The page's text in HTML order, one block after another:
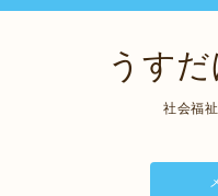
うす
社会福